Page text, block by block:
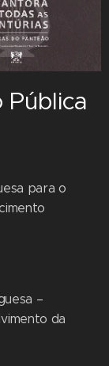
Pública
para o
–
da